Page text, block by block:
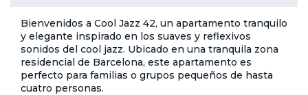
Bienvenidos a Cool Jazz 42, un apartamento tranquilo
y elegante inspirado en los suaves y reflexivos
sonidos del cool jazz. Ubicado en una tranquila zona
residencial de Barcelona, este apartamento es
perfecto para familias o grupos pequeños de hasta
cuatro personas.